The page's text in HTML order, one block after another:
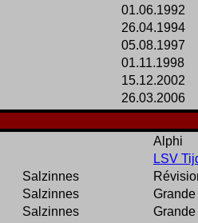
01.06.1992
26.04.1994
05.08.1997
01.11.1998
15.12.2002
26.03.2006
Alphi
LSV
Salzinnes
Salzinnes
Salzinnes